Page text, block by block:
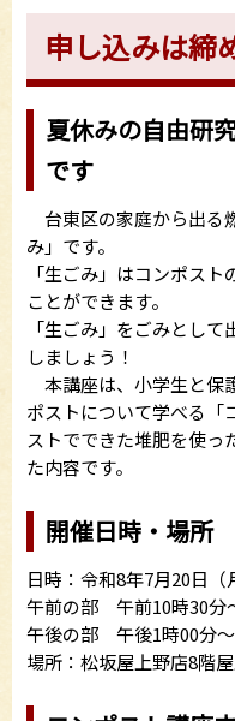
申し込みは締
夏休みの自由研
です
台東区の家庭から出る
み」です。
「生ごみ」はコンポス
ことができます。
「生ごみ」をごみとし
しましょう！
本講座は、小学生と保
ポストについて学べる「
ストでできた堆肥を使っ
た内容です。
開催日時・場所
日時：令和8年7月20日（
午前の部 午前10時30分
午後の部 午後1時00分
場所：松坂屋上野店8階